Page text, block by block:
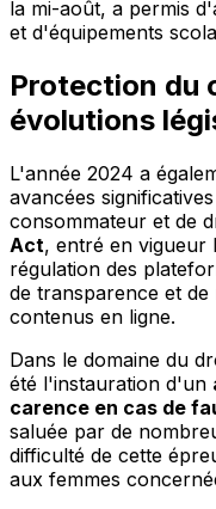
la mi-août, a permis
et d'équipements
Protection du
évolutions
L'année 2024 a
avancées
consommateur et de
Act, entré en vigueur
régulation des
de transparence et de
contenus en ligne.
Dans le domaine du
été l'instauration d'un
carence en cas de
saluée par de
difficulté de cette
aux femmes